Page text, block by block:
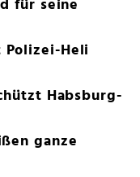
für seine
Polizei-Heli
Habsburg-
ganze